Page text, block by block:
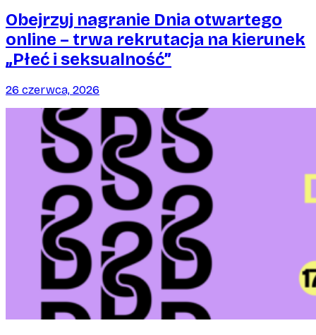
Obejrzyj nagranie Dnia otwartego
online – trwa rekrutacja na kierunek
„Płeć i seksualność”
26 czerwca, 2026